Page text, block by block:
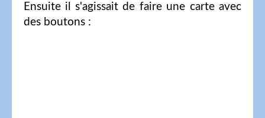
Ensuite il s'agissait de faire une carte avec
des boutons :